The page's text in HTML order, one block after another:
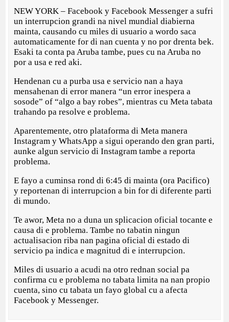
NEW YORK – Facebook y Facebook Messenger a sufri
un interrupcion grandi na nivel mundial diabierna
mainta, causando cu miles di usuario a wordo saca
automaticamente for di nan cuenta y no por drenta bek.
Esaki ta conta pa Aruba tambe, pues cu na Aruba no
por a usa e red aki.
Hendenan cu a purba usa e servicio nan a haya
mensahenan di error manera “un error inespera a
sosode” of “algo a bay robes”, mientras cu Meta tabata
trahando pa resolve e problema.
Aparentemente, otro plataforma di Meta manera
Instagram y WhatsApp a sigui operando den gran parti,
aunke algun servicio di Instagram tambe a reporta
problema.
E fayo a cuminsa rond di 6:45 di mainta (ora Pacifico)
y reportenan di interrupcion a bin for di diferente parti
di mundo.
Te awor, Meta no a duna un splicacion oficial tocante e
causa di e problema. Tambe no tabatin ningun
actualisacion riba nan pagina oficial di estado di
servicio pa indica e magnitud di e interrupcion.
Miles di usuario a acudi na otro rednan social pa
confirma cu e problema no tabata limita na nan propio
cuenta, sino cu tabata un fayo global cu a afecta
Facebook y Messenger.